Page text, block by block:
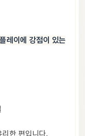
레이에 강점이 있는
리한 편입니다.